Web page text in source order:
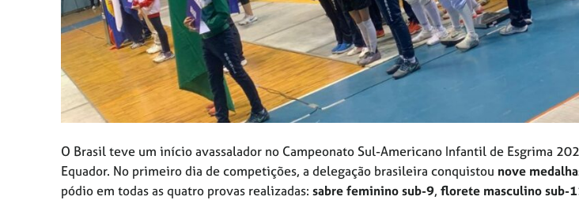
O Brasil teve um início avassalador no Campeonato Sul-Americano Infantil de Esgrima
Equador. No primeiro dia de competições, a delegação brasileira conquistou nove
pódio em todas as quatro provas realizadas: sabre feminino sub-9, florete masculino sub-